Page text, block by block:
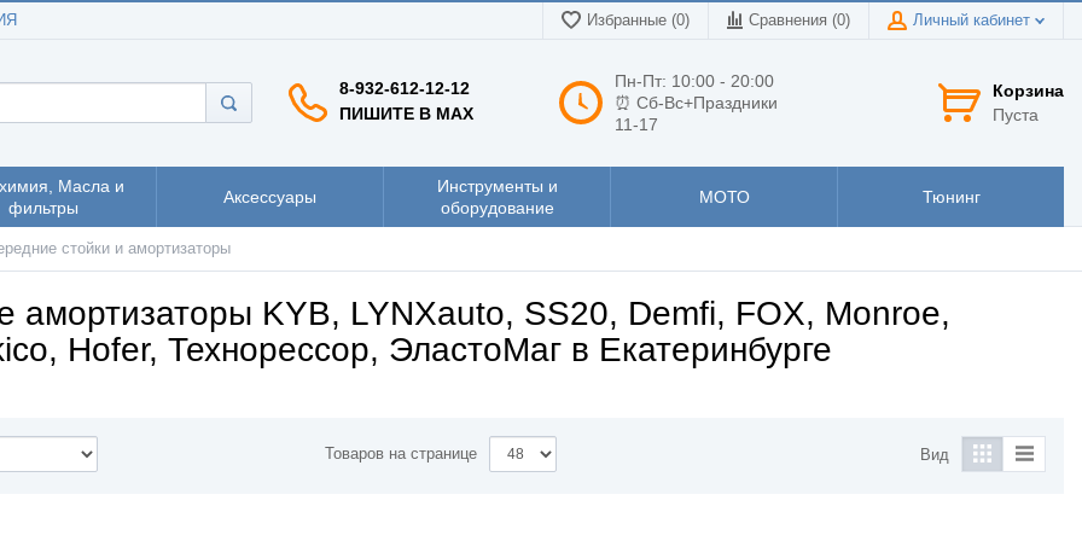
Избранные (0) Сравнения (0) Личный кабинет
8-932-612-12-12
ПИШИТЕ В MAX
Пн-Пт: 10:00 - 20:00
⏰ Сб-Вс+Праздники
11-17
Корзина
Пуста
Масла и
фильтры
Аксессуары
Инструменты и
оборудование
МОТО Тюнинг
стойки и амортизаторы
амортизаторы KYB, LYNXauto, SS20, Demfi, FOX, Monroe,
Hofer, Технорессор, ЭластоМаг в Екатеринбурге
Товаров на странице Вид